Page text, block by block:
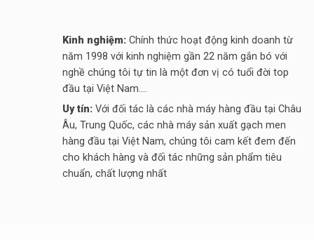
Kinh nghiệm: Chính thức hoạt động kinh doanh từ
năm 1998 với kinh nghiệm gần 22 năm gắn bó với
nghề chúng tôi tự tin là một đơn vị có tuổi đời top
đầu tại Việt Nam....
Uy tín: Với đối tác là các nhà máy hàng đầu tại Châu
Âu, Trung Quốc, các nhà máy sản xuất gạch men
hàng đầu tại Việt Nam, chúng tôi cam kết đem đến
cho khách hàng và đối tác những sản phẩm tiêu
chuẩn, chất lượng nhất